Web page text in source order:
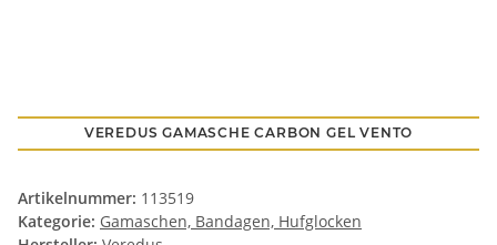
VEREDUS GAMASCHE CARBON GEL VENTO
Artikelnummer: 113519
Kategorie: Gamaschen, Bandagen, Hufglocken